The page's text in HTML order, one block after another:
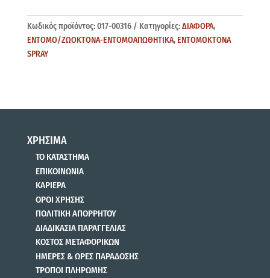
Κωδικός προϊόντος:017-00316 Κατηγορίες:ΔΙΑΦΟΡΑ,
ΕΝΤΟΜΟ/ΖΩΟΚΤΟΝΑ-ΕΝΤΟΜΟΑΠΩΘΗΤΙΚΑ, ΕΝΤΟΜΟΚΤΟΝΑ
SPRAY
ΧΡΗΣΙΜΑ
ΤΟ ΚΑΤΑΣΤΗΜΑ
ΕΠΙΚΟΙΝΩΝΙΑ
ΚΑΡΙΕΡΑ
ΟΡΟΙ ΧΡΗΣΗΣ
ΠΟΛΙΤΙΚΗ ΑΠΟΡΡΗΤΟΥ
ΔΙΑΔΙΚΑΣΙΑ ΠΑΡΑΓΓΕΛΙΑΣ
ΚΟΣΤΟΣ ΜΕΤΑΦΟΡΙΚΩΝ
ΗΜΕΡΕΣ & ΩΡΕΣ ΠΑΡΑΔΟΣΗΣ
ΤΡΟΠΟΙ ΠΛΗΡΩΜΗΣ